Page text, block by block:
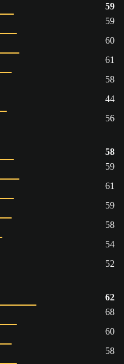
59
59
60
61
58
44
56
58
59
61
59
58
54
52
62
68
60
58